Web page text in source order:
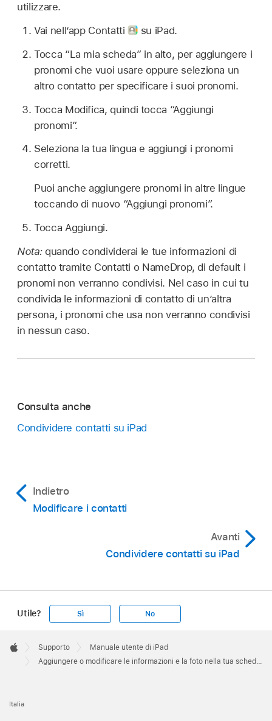
utilizzare.
Vai nell’app Contatti
su iPad.
Tocca “La mia scheda” in alto, per aggiungere i
pronomi che vuoi usare oppure seleziona un
altro contatto per specificare i suoi pronomi.
Tocca Modifica, quindi tocca “Aggiungi
pronomi”.
Seleziona la tua lingua e aggiungi i pronomi
corretti.
Puoi anche aggiungere pronomi in altre lingue
toccando di nuovo “Aggiungi pronomi”.
Tocca Aggiungi.
Nota: quando condividerai le tue informazioni di
contatto tramite Contatti o NameDrop, di default i
pronomi non verranno condivisi. Nel caso in cui tu
condivida le informazioni di contatto di un’altra
persona, i pronomi che usa non verranno condivisi
in nessun caso.
Consulta anche
Condividere contatti su iPad
Indietro
Modificare i contatti
Avanti
Condividere contatti su iPad
Utile? Sì No
Footer

Apple
Supporto
Manuale utente di iPad
Aggiungere o modificare le informazioni e la foto nella tua scheda contatto su iPad
Italia